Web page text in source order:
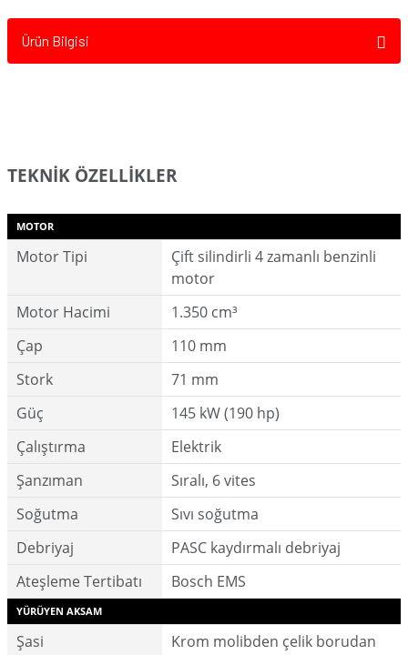
Ürün Bilgisi
TEKNİK ÖZELLİKLER
MOTOR
Motor Tipi
Çift silindirli 4 zamanlı benzinli
motor
Motor Hacimi
1.350 cm³
Çap
110 mm
Stork
71 mm
Güç
145 kW (190 hp)
Çalıştırma
Elektrik
Şanzıman
Sıralı, 6 vites
Soğutma
Sıvı soğutma
Debriyaj
PASC kaydırmalı debriyaj
Ateşleme Tertibatı
Bosch EMS
YÜRÜYEN AKSAM
Şasi
Krom molibden çelik borudan